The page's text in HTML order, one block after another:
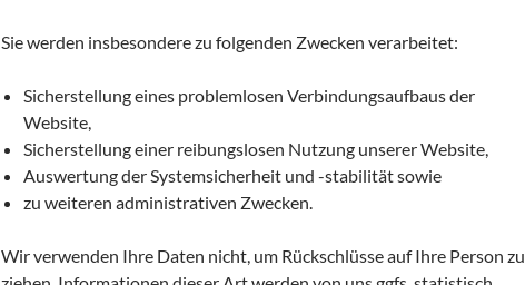
Sie werden insbesondere zu folgenden Zwecken verarbeitet:
Sicherstellung eines problemlosen Verbindungsaufbaus der
Website,
Sicherstellung einer reibungslosen Nutzung unserer Website,
Auswertung der Systemsicherheit und -stabilität sowie
zu weiteren administrativen Zwecken.
Wir verwenden Ihre Daten nicht, um Rückschlüsse auf Ihre Person zu